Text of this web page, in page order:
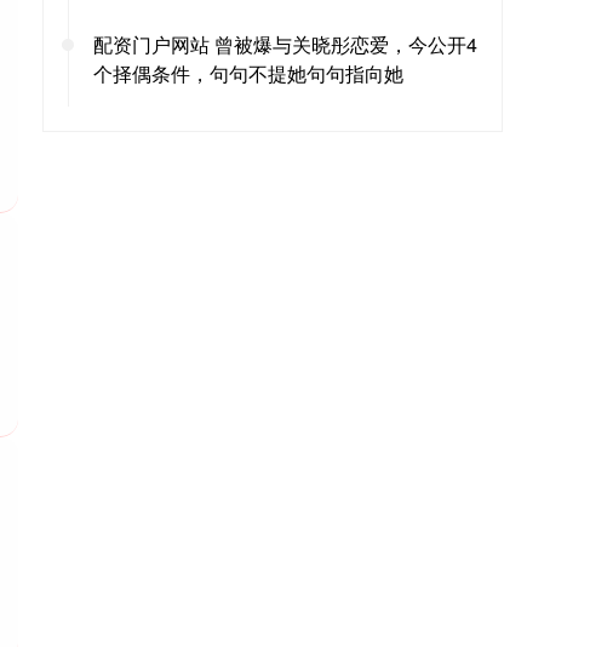
配资门户网站 曾被爆与关晓彤恋爱，今公开4
个择偶条件，句句不提她句句指向她